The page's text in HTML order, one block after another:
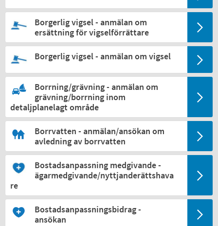
Borgerlig vigsel - anmälan om
ersättning för vigselförrättare
Borgerlig vigsel - anmälan om vigsel
Borrning/grävning - anmälan om
grävning/borrning inom
detaljplanelagt område
Borrvatten - anmälan/ansökan om
avledning av borrvatten
Bostadsanpassning medgivande -
ägarmedgivande/nyttjanderättshava
re
Bostadsanpassningsbidrag -
ansökan